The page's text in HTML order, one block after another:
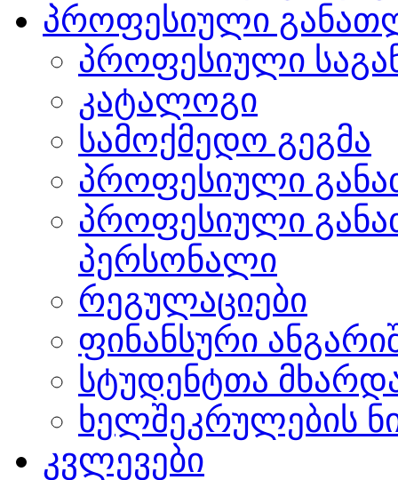
პროფესიული
პროფესიული
კატალოგი
სამოქმედო გეგმა
პროფესიული
პროფესიული
პერსონალი
რეგულაციები
ფინანსური
სტუდენტთა
ხელშეკრულების
კვლევები